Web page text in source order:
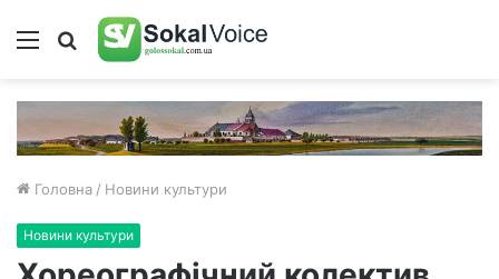
Меню Пошук
Головна / Новини культури
Новини культури